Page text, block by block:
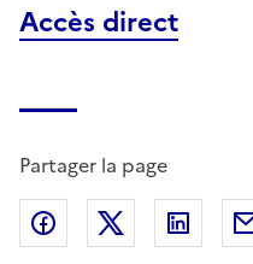
Accès direct
Partager la page
Partager surPartager